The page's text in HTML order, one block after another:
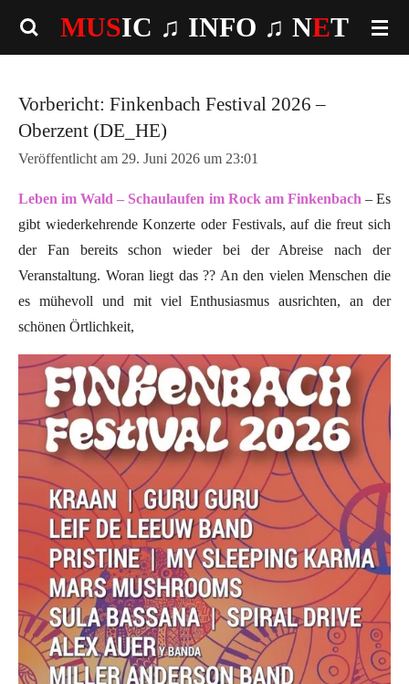
Zum
MUSIC ♫ INFO ♫ NET
Vorbericht: Finkenbach Festival 2026 –
Oberzent (DE_HE)
Veröffentlicht am 29. Juni 2026 um 23:01
Leben im Wald – Schaulaufen im Rock am Finkenbach – Es
gibt wiederkehrende Konzerte oder Festivals, auf die freut sich
der Fan bereits schon wieder bei der Abreise nach der
Veranstaltung. Woran liegt das ?? An den vielen Menschen die
es mühevoll und mit viel Enthusiasmus ausrichten, an der
schönen Örtlichkeit,